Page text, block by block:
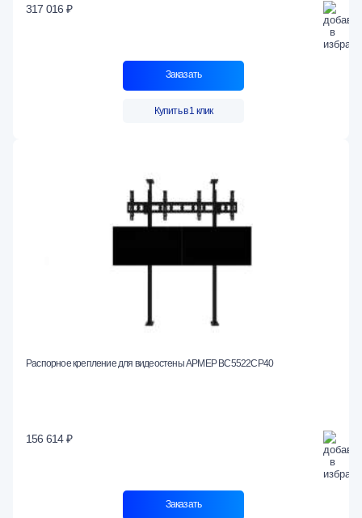
317 016 ₽
Заказать
Купить в 1 клик
Распорное крепление для видеостены АРМЕР ВС5522СР40
156 614 ₽
Заказать